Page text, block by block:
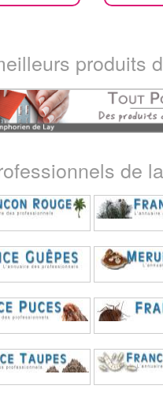
produits
de